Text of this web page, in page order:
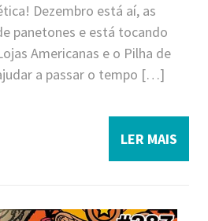
Dezembro está aí, as
panetones e está tocando
Americanas e o Pilha de
a passar o tempo […]
LER MAIS